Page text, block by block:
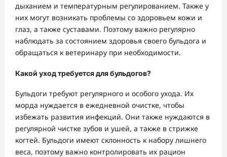
дыханием и температурным регулированием. Также у
них могут возникать проблемы со здоровьем кожи и
глаз, а также суставами. Поэтому важно регулярно
наблюдать за состоянием здоровья своего бульдога и
обращаться к ветеринару при необходимости.
Какой уход требуется для бульдогов?
Бульдоги требуют регулярного и особого ухода. Их
морда нуждается в ежедневной очистке, чтобы
избежать развития инфекций. Они также нуждаются в
регулярной чистке зубов и ушей, а также в стрижке
когтей. Бульдоги имеют склонность к набору лишнего
веса, поэтому важно контролировать их рацион